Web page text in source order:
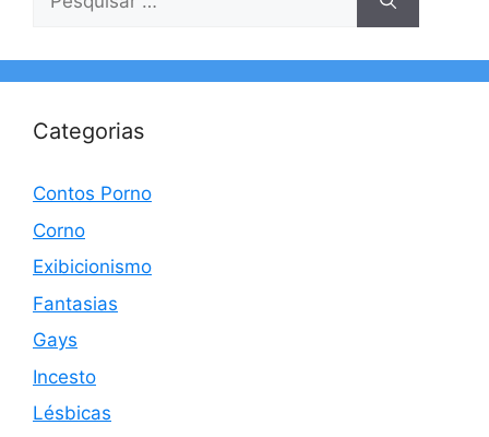
Categorias
Contos Porno
Corno
Exibicionismo
Fantasias
Gays
Incesto
Lésbicas